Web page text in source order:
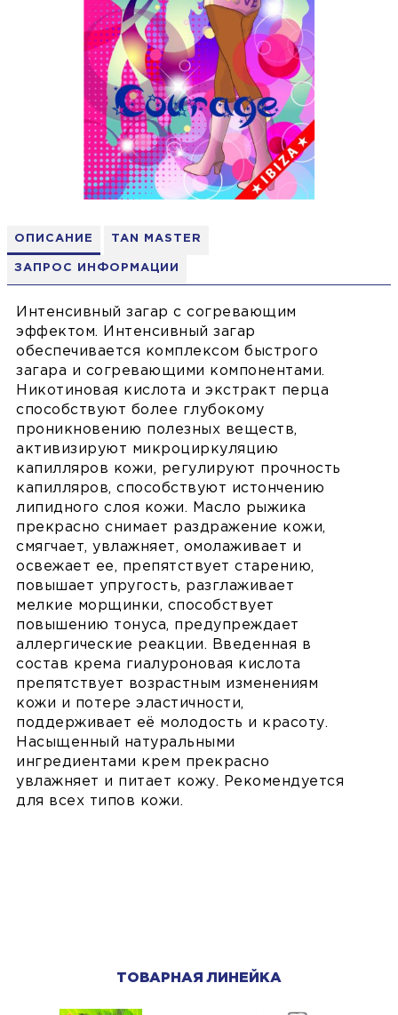
ОПИСАНИЕ TAN MASTER
ЗАПРОС ИНФОРМАЦИИ
Интенсивный загар с согревающим
эффектом. Интенсивный загар
обеспечивается комплексом быстрого
загара и согревающими компонентами.
Никотиновая кислота и экстракт перца
способствуют более глубокому
проникновению полезных веществ,
активизируют микроциркуляцию
капилляров кожи, регулируют прочность
капилляров, способствуют истончению
липидного слоя кожи. Масло рыжика
прекрасно снимает раздражение кожи,
смягчает, увлажняет, омолаживает и
освежает ее, препятствует старению,
повышает упругость, разглаживает
мелкие морщинки, способствует
повышению тонуса, предупреждает
аллергические реакции. Введенная в
состав крема гиалуроновая кислота
препятствует возрастным изменениям
кожи и потере эластичности,
поддерживает её молодость и красоту.
Насыщенный натуральными
ингредиентами крем прекрасно
увлажняет и питает кожу. Рекомендуется
для всех типов кожи.
ТОВАРНАЯ ЛИНЕЙКА